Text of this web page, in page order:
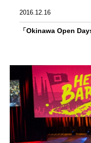
2016.12.16
「Okinawa Open